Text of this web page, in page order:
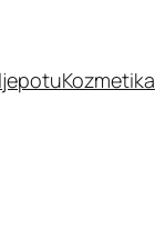
Kozmetika